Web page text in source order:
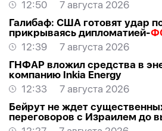
12:50
7 августа 2026
Галибаф: США готовят удар
прикрываясь дипломатией-
12:39
7 августа 2026
ГНФАР вложил средства в
компанию Inkia Energy
12:33
7 августа 2026
Бейрут не ждет
переговоров с Израилем до